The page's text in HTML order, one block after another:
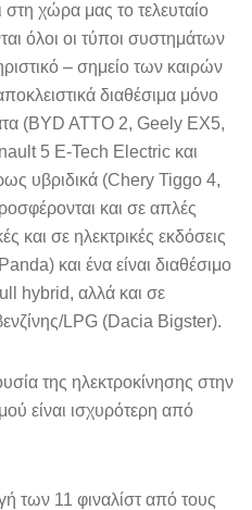
στη χώρα μας το τελευταίο
όλοι οι τύποι συστημάτων
– σημείο των καιρών
διαθέσιμα μόνο
(BYD ATTO 2, Geely EX5,
5 E-Tech Electric και
υβριδικά (Chery Tiggo 4,
και σε απλές
και σε ηλεκτρικές εκδόσεις
και ένα είναι διαθέσιμο
hybrid, αλλά και σε
LPG (Dacia Bigster).
της ηλεκτροκίνησης στην
είναι ισχυρότερη από
των 11 φιναλίστ από τους